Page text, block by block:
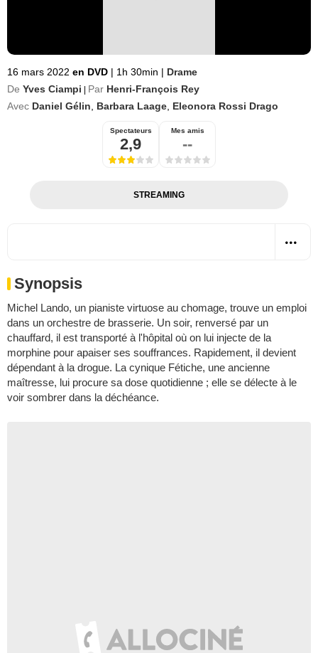
16 mars 2022 en DVD | 1h 30min | Drame
De Yves Ciampi Par Henri-François Rey
Avec Daniel Gélin Barbara Laage Eleonora Rossi Drago
Spectateurs
2,9
Mes amis
--
STREAMING
Synopsis
Michel Lando, un pianiste virtuose au chomage, trouve un emploi
dans un orchestre de brasserie. Un soir, renversé par un
chauffard, il est transporté à l'hôpital où on lui injecte de la
morphine pour apaiser ses souffrances. Rapidement, il devient
dépendant à la drogue. La cynique Fétiche, une ancienne
maîtresse, lui procure sa dose quotidienne ; elle se délecte à le
voir sombrer dans la déchéance.